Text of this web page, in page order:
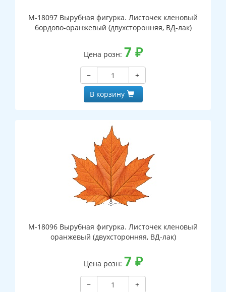
М-18097 Вырубная фигурка. Листочек кленовый
бордово-оранжевый (двухсторонняя, ВД-лак)
Цена розн: 7 ₽
−
+
В корзину
М-18096 Вырубная фигурка. Листочек кленовый
оранжевый (двухсторонняя, ВД-лак)
Цена розн: 7 ₽
−
+